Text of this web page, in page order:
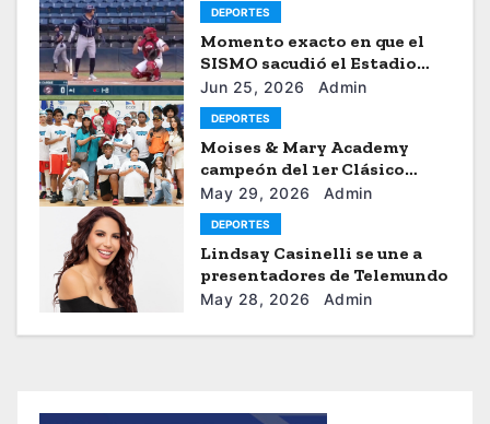
DEPORTES
Momento exacto en que el
SISMO sacudió el Estadio
Universitario de Caracas
Jun 25, 2026 Admin
DEPORTES
Moises & Mary Academy
campeón del 1er Clásico
Internacional Ercilio-Tony-
Astacio de la HBA
May 29, 2026 Admin
DEPORTES
Lindsay Casinelli se une a
presentadores de Telemundo
May 28, 2026 Admin